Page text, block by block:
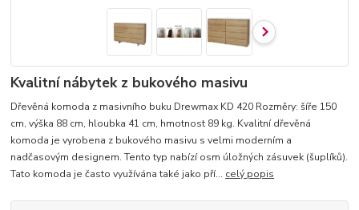
Kvalitní nábytek z bukového masivu
Dřevěná komoda z masivního buku Drewmax KD 420 Rozměry: šíře 150
cm, výška 88 cm, hloubka 41 cm, hmotnost 89 kg. Kvalitní dřevěná
komoda je vyrobena z bukového masivu s velmi moderním a
nadčasovým designem. Tento typ nabízí osm úložných zásuvek (šuplíků).
Tato komoda je často využívána také jako pří... celý popis